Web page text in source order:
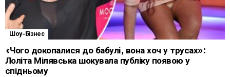
Шоу-Бізнес
«Чого докопалися до бабулі, вона хоч у трусах»:
Лоліта Мілявська шокувала публіку появою у
спідньому